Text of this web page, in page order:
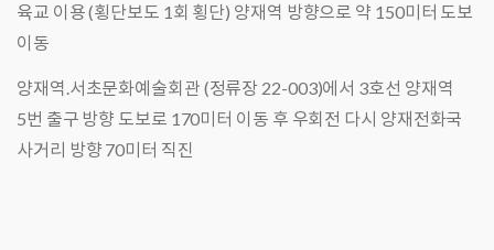
육교 이용 (횡단보도 1회 횡단) 양재역 방향으로 약 150미터 도보
이동
양재역.서초문화예술회관 (정류장 22-003)에서 3호선 양재역
5번 출구 방향 도보로 170미터 이동 후 우회전 다시 양재전화국
사거리 방향 70미터 직진